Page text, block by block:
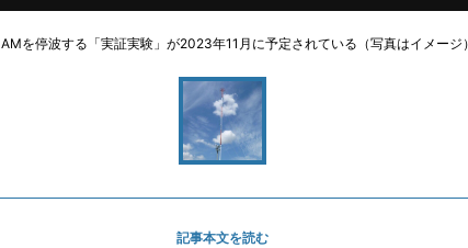
AMを停波する「実証実験」が2023年11月に予定されている（写真はイメージ
記事本文を読む